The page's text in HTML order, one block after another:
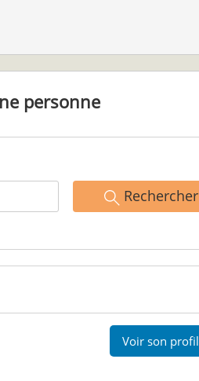
personne
Rechercher
Voir son profil